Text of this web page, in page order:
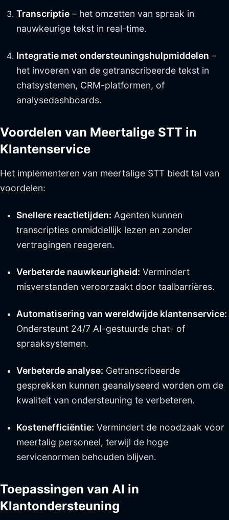
Transcriptie – het omzetten van spraak in
nauwkeurige tekst in real-time.
Integratie met ondersteuningshulpmiddelen –
het invoeren van de getranscribeerde tekst in
chatsystemen, CRM-platformen, of
analysedashboards.
Voordelen van Meertalige STT in
Klantenservice
Het implementeren van meertalige STT biedt tal van
voordelen:
Snellere reactietijden: Agenten kunnen
transcripties onmiddellijk lezen en zonder
vertragingen reageren.
Verbeterde nauwkeurigheid: Vermindert
misverstanden veroorzaakt door taalbarrières.
Automatisering van wereldwijde klantenservice:
Ondersteunt 24/7 AI-gestuurde chat- of
spraaksystemen.
Verbeterde analyse: Getranscribeerde
gesprekken kunnen geanalyseerd worden om de
kwaliteit van ondersteuning te verbeteren.
Kostenefficiëntie: Vermindert de noodzaak voor
meertalig personeel, terwijl de hoge
servicenormen behouden blijven.
Toepassingen van AI in
Klantondersteuning